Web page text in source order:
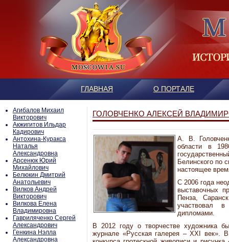
ГЛАВНАЯ О ПОРТАЛЕ
Агибалов Михаил
Викторович
Акжигитов Ильдар
Кадирович
Антохина-Куракса
Наталья
Александровна
Арсенюк Юрий
Михайлович
Белюкин Дмитрий
Анатольевич
Вилков Андрей
Викторович
Вилкова Елена
Владимировна
Гавриляченко Сергей
Александрович
Генкина Нэлла
Александровна
ГОЛОВЧЕНКО АЛЕКСЕЙ
А. В.
области в
Белинского по
настоящее
С 2006 года
выставочных
Пенза,
участвовал в
дипломами.
В 2012 году о творчестве художника
журнале «Русская галерея – XXI век».